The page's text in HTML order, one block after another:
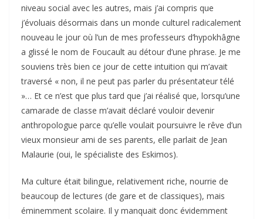
niveau social avec les autres, mais j’ai compris que
j’évoluais désormais dans un monde culturel radicalement
nouveau le jour où l’un de mes professeurs d’hypokhâgne
a glissé le nom de Foucault au détour d’une phrase. Je me
souviens très bien ce jour de cette intuition qui m’avait
traversé « non, il ne peut pas parler du présentateur télé
»… Et ce n’est que plus tard que j’ai réalisé que, lorsqu’une
camarade de classe m’avait déclaré vouloir devenir
anthropologue parce qu’elle voulait poursuivre le rêve d’un
vieux monsieur ami de ses parents, elle parlait de Jean
Malaurie (oui, le spécialiste des Eskimos).
Ma culture était bilingue, relativement riche, nourrie de
beaucoup de lectures (de gare et de classiques), mais
éminemment scolaire. Il y manquait donc évidemment